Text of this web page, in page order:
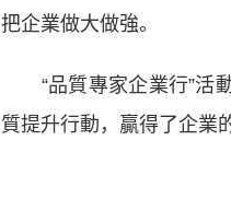
把企業做大做強。
“品質專家企業行”活動
質提升行動，贏得了企業